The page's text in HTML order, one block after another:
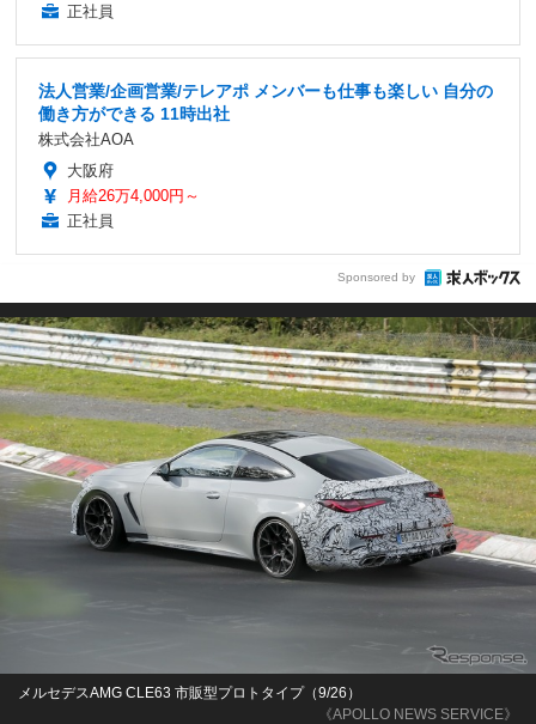
正社員
法人営業/企画営業/テレアポ メンバーも仕事も楽しい 自分の
働き方ができる 11時出社
株式会社AOA
大阪府
月給26万4,000円～
正社員
Sponsored by
《APOLLO NEWS SERVICE》
メルセデスAMG CLE63 市販型プロトタイプ（9/26）